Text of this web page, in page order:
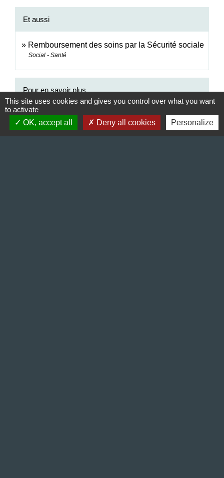
Et aussi
Remboursement des soins par la Sécurité sociale
Social - Santé
Pour en savoir plus
Comprendre votre numéro de sécurité socialeopen_in_new
Caisse nationale d'assurance maladie (Cnam)
This site uses cookies and gives you control over what you want
to activate
OK, accept all
Deny all cookies Personalize